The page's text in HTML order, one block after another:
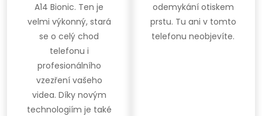
A14 Bionic. Ten je
velmi výkonný, stará
se o celý chod
telefonu i
profesionálního
vzezření vašeho
videa. Díky novým
technologiím je také
odemykání otiskem
prstu. Tu ani v tomto
telefonu neobjevíte.